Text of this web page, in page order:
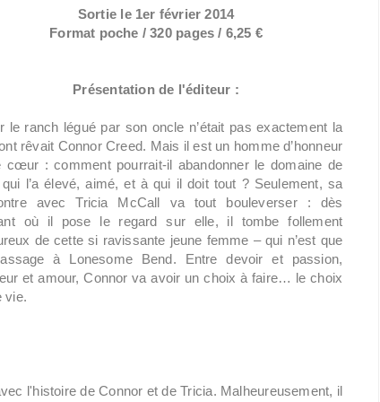
Sortie le 1er février 2014
Format poche / 320 pages / 6,25 €
Présentation de l'éditeur :
le ranch légué par son oncle n’était pas exactement la
rêvait Connor Creed. Mais il est un homme d’honneur
cœur : comment pourrait-il abandonner le domaine de
l’a élevé, aimé, et à qui il doit tout ? Seulement, sa
avec Tricia McCall va tout bouleverser : dès
où il pose le regard sur elle, il tombe follement
de cette si ravissante jeune femme – qui n’est que
à Lonesome Bend. Entre devoir et passion,
et amour, Connor va avoir un choix à faire… le choix
vie.
l'histoire de Connor et de Tricia. Malheureusement, il